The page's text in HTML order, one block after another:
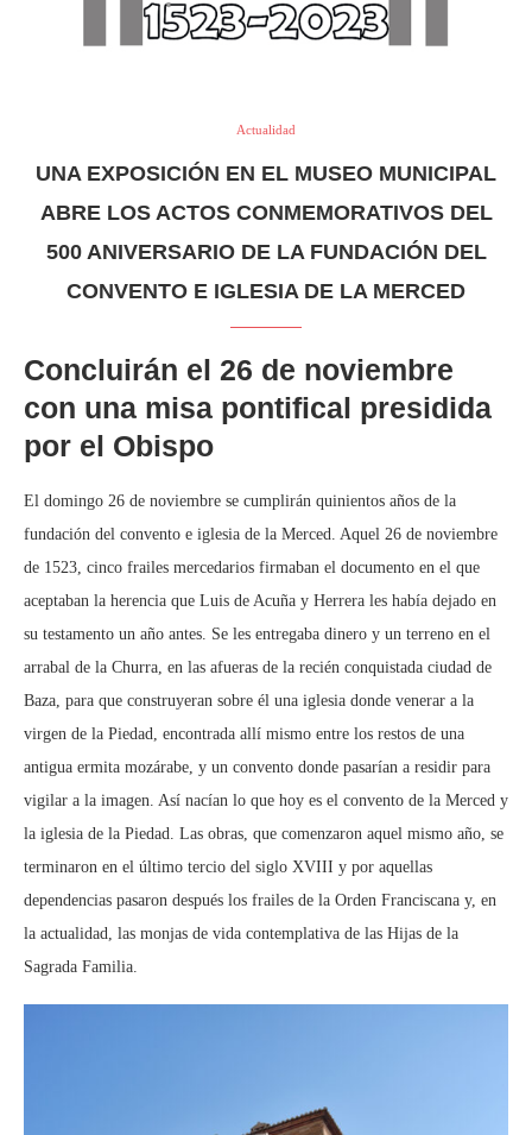
Actualidad
UNA EXPOSICIÓN EN EL MUSEO MUNICIPAL
ABRE LOS ACTOS CONMEMORATIVOS DEL
500 ANIVERSARIO DE LA FUNDACIÓN DEL
CONVENTO E IGLESIA DE LA MERCED
Concluirán el 26 de noviembre
con una misa pontifical presidida
por el Obispo
El domingo 26 de noviembre se cumplirán quinientos años de la
fundación del convento e iglesia de la Merced. Aquel 26 de noviembre
de 1523, cinco frailes mercedarios firmaban el documento en el que
aceptaban la herencia que Luis de Acuña y Herrera les había dejado en
su testamento un año antes. Se les entregaba dinero y un terreno en el
arrabal de la Churra, en las afueras de la recién conquistada ciudad de
Baza, para que construyeran sobre él una iglesia donde venerar a la
virgen de la Piedad, encontrada allí mismo entre los restos de una
antigua ermita mozárabe, y un convento donde pasarían a residir para
vigilar a la imagen. Así nacían lo que hoy es el convento de la Merced y
la iglesia de la Piedad. Las obras, que comenzaron aquel mismo año, se
terminaron en el último tercio del siglo XVIII y por aquellas
dependencias pasaron después los frailes de la Orden Franciscana y, en
la actualidad, las monjas de vida contemplativa de las Hijas de la
Sagrada Familia.